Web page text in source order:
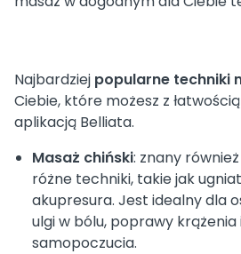
Najbardziej popularne techniki
Ciebie, które możesz z
aplikacją Belliata.
Masaż chiński: znany również
różne techniki, takie jak
akupresura. Jest idealny dla
ulgi w bólu, poprawy
samopoczucia.